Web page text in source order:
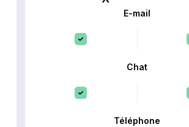
E-mail
Chat
Téléphone